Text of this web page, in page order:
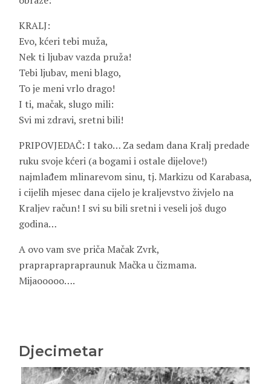
KRALJ:
Evo, kćeri tebi muža,
Nek ti ljubav vazda pruža!
Tebi ljubav, meni blago,
To je meni vrlo drago!
I ti, mačak, slugo mili:
Svi mi zdravi, sretni bili!
PRIPOVJEDAČ: I tako… Za sedam dana Kralj predade
ruku svoje kćeri (a bogami i ostale dijelove!)
najmlađem mlinarevom sinu, tj. Markizu od Karabasa,
i cijelih mjesec dana cijelo je kraljevstvo živjelo na
Kraljev račun! I svi su bili sretni i veseli još dugo
godina…
A ovo vam sve priča Mačak Zvrk,
praprapraprapraunuk Mačka u čizmama.
Mijaooooo….
Djecimetar